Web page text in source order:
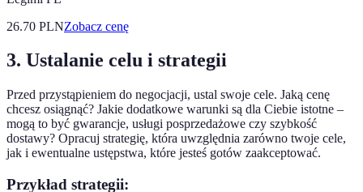
26.70 PLNZobacz cenę
3. Ustalanie celu i strategii
Przed przystąpieniem do negocjacji, ustal swoje cele. Jaką cenę
chcesz osiągnąć? Jakie dodatkowe warunki są dla Ciebie istotne –
mogą to być gwarancje, usługi posprzedażowe czy szybkość
dostawy? Opracuj strategię, która uwzględnia zarówno twoje cele,
jak i ewentualne ustępstwa, które jesteś gotów zaakceptować.
Przykład strategii: